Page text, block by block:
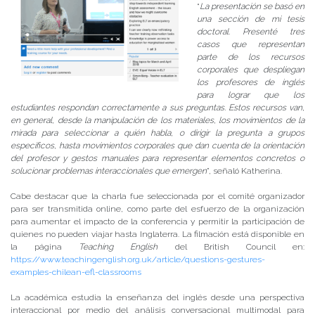
“La presentación se basó en
una sección de mi tesis
doctoral. Presenté tres
casos que representan
parte de los recursos
corporales que despliegan
los profesores de inglés
para lograr que los
estudiantes respondan correctamente a sus preguntas. Estos recursos van,
en general, desde la manipulación de los materiales, los movimientos de la
mirada para seleccionar a quién habla, o dirigir la pregunta a grupos
específicos, hasta movimientos corporales que dan cuenta de la orientación
del profesor y gestos manuales para representar elementos concretos o
solucionar problemas interaccionales que emergen”, señaló Katherina.
Cabe destacar que la charla fue seleccionada por el comité organizador
para ser transmitida online, como parte del esfuerzo de la organización
para aumentar el impacto de la conferencia y permitir la participación de
quienes no pueden viajar hasta Inglaterra. La filmación está disponible en
la página
Teaching English del British Council en:
https://www.teachingenglish.org.uk/article/questions-gestures-
examples-chilean-efl-classrooms
La académica estudia la enseñanza del inglés desde una perspectiva
interaccional por medio del análisis conversacional multimodal para